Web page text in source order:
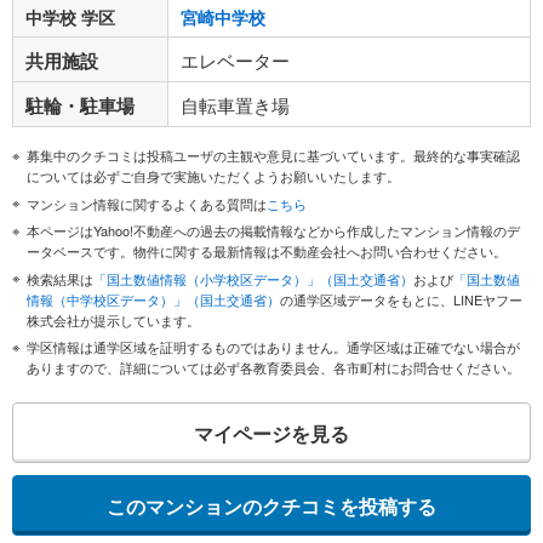
中学校 学区 宮崎中学校
共用施設 エレベーター
駐輪・駐車場 自転車置き場
募集中のクチコミは投稿ユーザの主観や意見に基づいています。最終的な事実確認
については必ずご自身で実施いただくようお願いいたします。
マンション情報に関するよくある質問はこちら
本ページはYahoo!不動産への過去の掲載情報などから作成したマンション情報のデ
ータベースです。物件に関する最新情報は不動産会社へお問い合わせください。
検索結果は 「国土数値情報（小学校区データ）」（国土交通省） および 「国土数値
情報（中学校区データ）」（国土交通省） の通学区域データをもとに、LINEヤフー
株式会社が提示しています。
学区情報は通学区域を証明するものではありません。通学区域は正確でない場合が
ありますので、詳細については必ず各教育委員会、各市町村にお問合せください。
マイページを見る
このマンションのクチコミを投稿する